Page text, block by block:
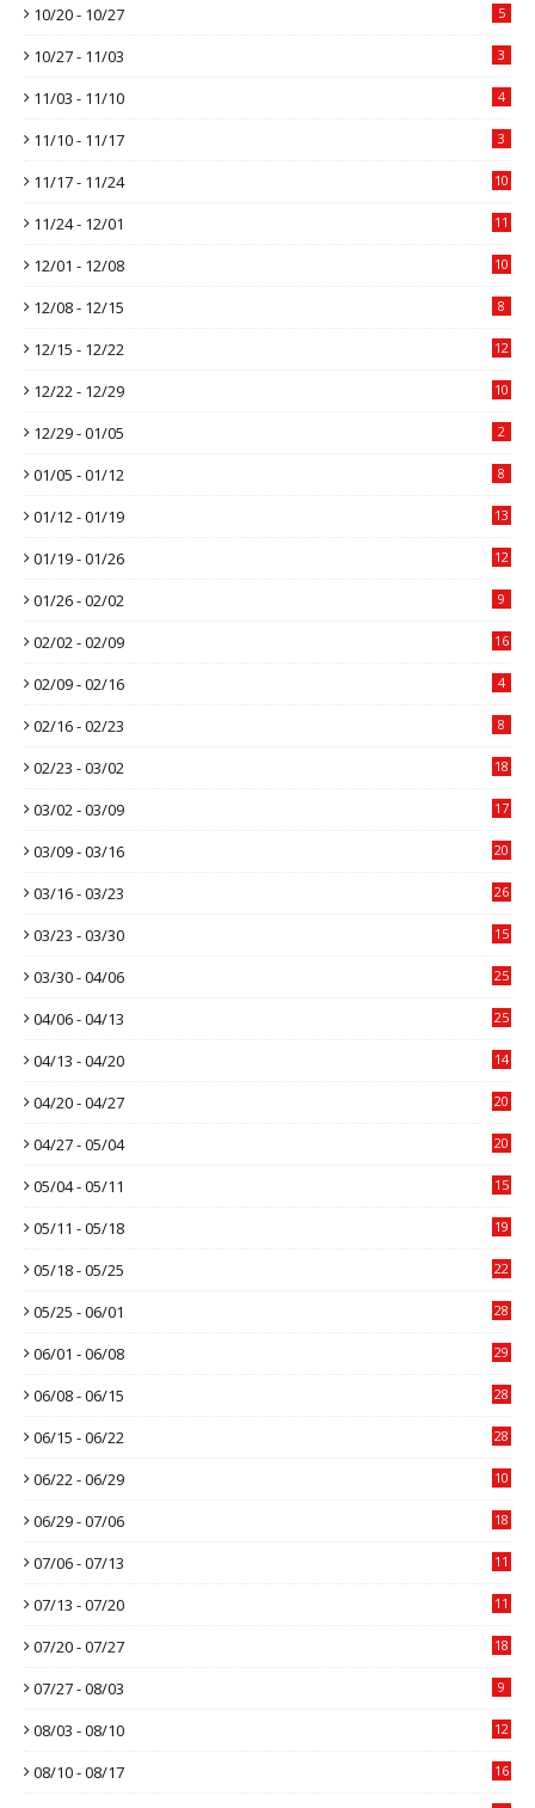
10/20 - 10/27 5
10/27 - 11/03 3
11/03 - 11/10 4
11/10 - 11/17 3
11/17 - 11/24 10
11/24 - 12/01 11
12/01 - 12/08 10
12/08 - 12/15 8
12/15 - 12/22 12
12/22 - 12/29 10
12/29 - 01/05 2
01/05 - 01/12 8
01/12 - 01/19 13
01/19 - 01/26 12
01/26 - 02/02 9
02/02 - 02/09 16
02/09 - 02/16 4
02/16 - 02/23 8
02/23 - 03/02 18
03/02 - 03/09 17
03/09 - 03/16 20
03/16 - 03/23 26
03/23 - 03/30 15
03/30 - 04/06 25
04/06 - 04/13 25
04/13 - 04/20 14
04/20 - 04/27 20
04/27 - 05/04 20
05/04 - 05/11 15
05/11 - 05/18 19
05/18 - 05/25 22
05/25 - 06/01 28
06/01 - 06/08 29
06/08 - 06/15 28
06/15 - 06/22 28
06/22 - 06/29 10
06/29 - 07/06 18
07/06 - 07/13 11
07/13 - 07/20 11
07/20 - 07/27 18
07/27 - 08/03 9
08/03 - 08/10 12
08/10 - 08/17 16